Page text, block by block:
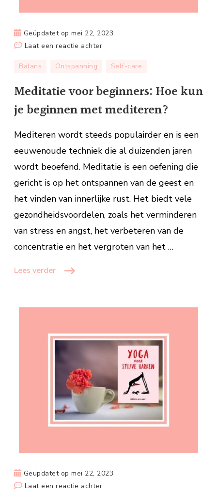
Geüpdatet opmei 22, 2023
Laat een reactie achterop
voor
Hoe
kun
beginnen
met
Balans Ontspanning Self-care
Meditatie voor beginners: Hoe kun
je beginnen met mediteren?
Mediteren wordt steeds populairder en is een
eeuwenoude techniek die al duizenden jaren
wordt beoefend. Meditatie is een oefening die
gericht is op het ontspannen van de geest en
het vinden van innerlijke rust. Het biedt vele
gezondheidsvoordelen, zoals het verminderen
van stress en angst, het verbeteren van de
concentratie en het vergroten van het …
Lees verder
Geüpdatet opmei 22, 2023
Laat een reactie achterop